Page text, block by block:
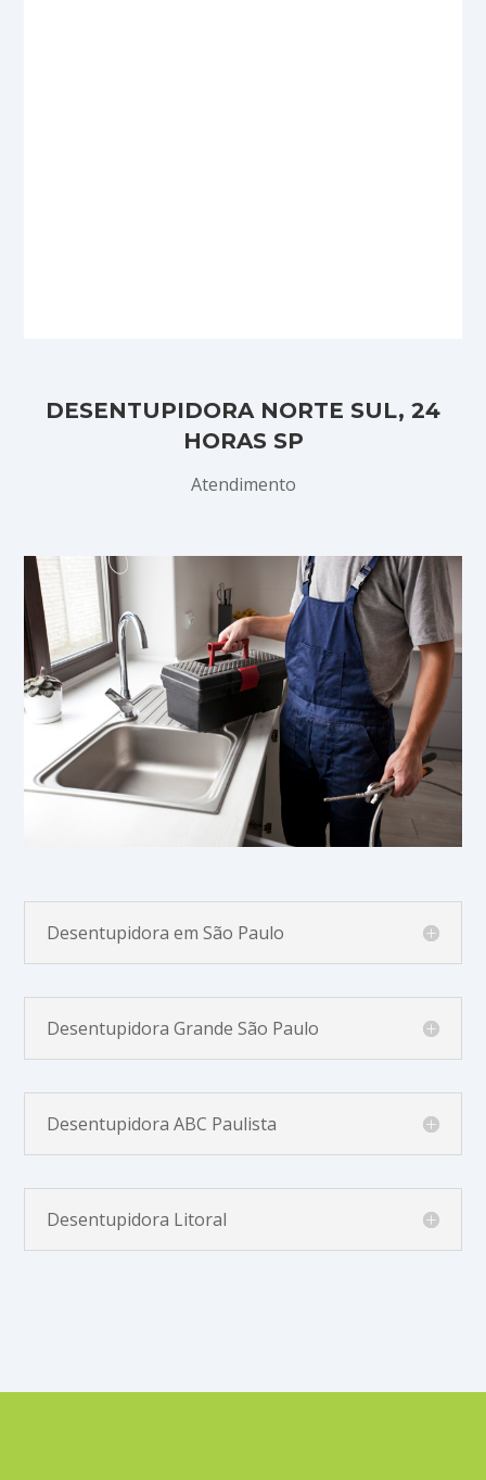
DESENTUPIDORA NORTE SUL, 24
HORAS SP
Atendimento
Desentupidora em São Paulo
Desentupidora Grande São Paulo
Desentupidora ABC Paulista
Desentupidora Litoral